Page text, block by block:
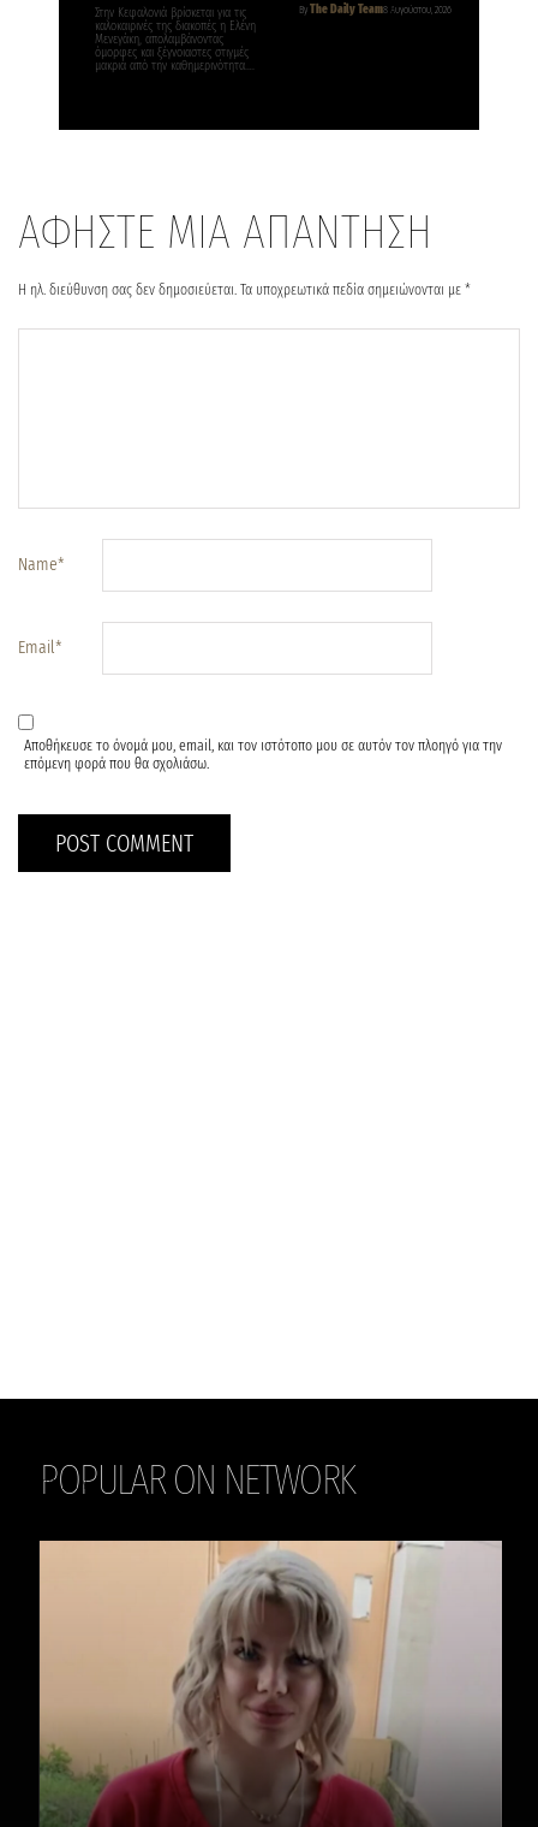
By The Daily Team8 Αυγούστου, 2026
Στην Κεφαλονιά βρίσκεται για τις
καλοκαιρινές της διακοπές η Ελένη
Μενεγάκη, απολαμβάνοντας
όμορφες και ξέγνοιαστες στιγμές
μακριά από την καθημερινότητα….
ΑΦΗΣΤΕ ΜΙΑ ΑΠΑΝΤΗΣΗ
Η ηλ. διεύθυνση σας δεν δημοσιεύεται. Τα υποχρεωτικά πεδία σημειώνονται με *
Name*
Email*
Αποθήκευσε το όνομά μου, email, και τον ιστότοπο μου σε αυτόν τον πλοηγό για την
επόμενη φορά που θα σχολιάσω.
POPULAR ON NETWORK
THE DAILY